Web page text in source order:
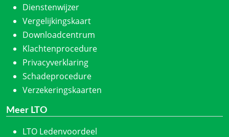
Dienstenwijzer
Vergelijkingskaart
Downloadcentrum
Klachtenprocedure
Privacyverklaring
Schadeprocedure
Verzekeringskaarten
Meer LTO
LTO Ledenvoordeel